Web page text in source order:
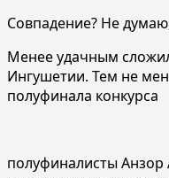
Совпадение? Не
Менее удачным
Ингушетии. Тем не
полуфинала конкурса
полуфиналисты Анзор